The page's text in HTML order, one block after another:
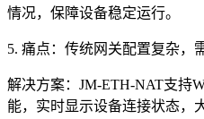
情况，保障设备稳定运行。
5. 痛点：传统网关配置复杂，
解决方案：JM-ETH-NAT支持
能，实时显示设备连接状态，